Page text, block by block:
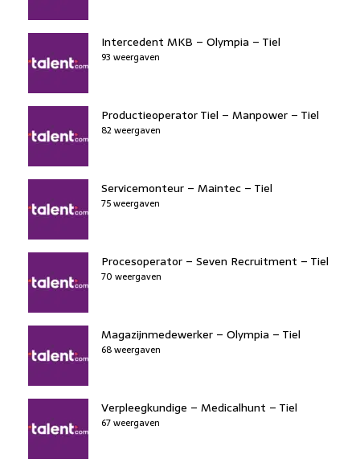
Intercedent MKB – Olympia – Tiel
93 weergaven
Productieoperator Tiel – Manpower – Tiel
82 weergaven
Servicemonteur – Maintec – Tiel
75 weergaven
Procesoperator – Seven Recruitment – Tiel
70 weergaven
Magazijnmedewerker – Olympia – Tiel
68 weergaven
Verpleegkundige – Medicalhunt – Tiel
67 weergaven